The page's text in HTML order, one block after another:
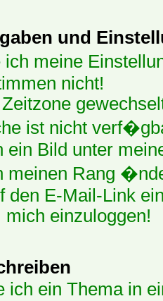
und
meine
nicht!
ist nicht
ein Bild unter
meinen Rang
den E-Mail-Link
mich einzuloggen!
ich ein Thema in